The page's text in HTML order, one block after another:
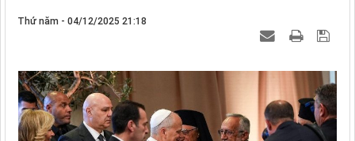
Thứ năm - 04/12/2025 21:18